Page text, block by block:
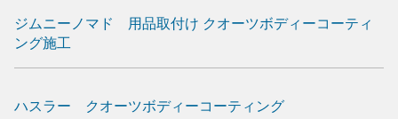
ジムニーノマド 用品取付け クオーツボディーコーティ
ング施工
ハスラー クオーツボディーコーティング